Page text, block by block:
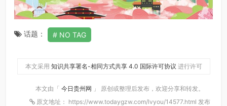
话题： NO TAG
本文采用 知识共享署名-相同方式共享 4.0 国际许可协议 进行许可
本文由「 今日贵州网 」 原创或整理后发布，欢迎分享和转发。
原文地址： https://www.todaygzw.com/lvyou/14577.html 发布